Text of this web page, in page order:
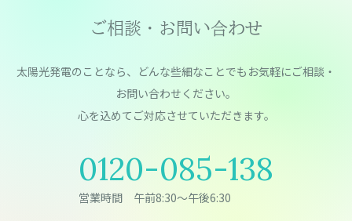
ご相談・お問い合わせ
太陽光発電のことなら、どんな些細なことでもお気軽にご相談・
お問い合わせください。
⼼を込めてご対応させていただきます。
0120-085-138
営業時間 午前8:30～午後6:30